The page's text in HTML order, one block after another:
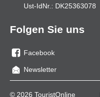
Ust-IdNr.: DK25363078
Folgen Sie uns
Sie
uns
Facebook
Newsletter
© 2026 TouristOnline